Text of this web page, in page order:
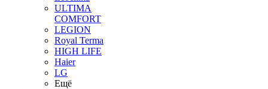
ULTIMA
COMFORT
LEGION
Royal Terma
HIGH LIFE
Haier
LG
Ещё